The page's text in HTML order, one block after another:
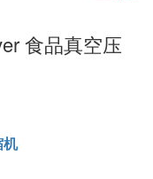
食品真空压